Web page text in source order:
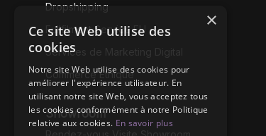
Dropshipping
Fullfilment Service EU
Services de Marketing Digital
Commerce Éthique
Showroom
×
Ce site Web utilise des
cookies
Notre site Web utilise des cookies pour
améliorer l'expérience utilisateur. En
utilisant notre site Web, vous acceptez tous
les cookies conformément à notre Politique
relative aux cookies. En savoir plus